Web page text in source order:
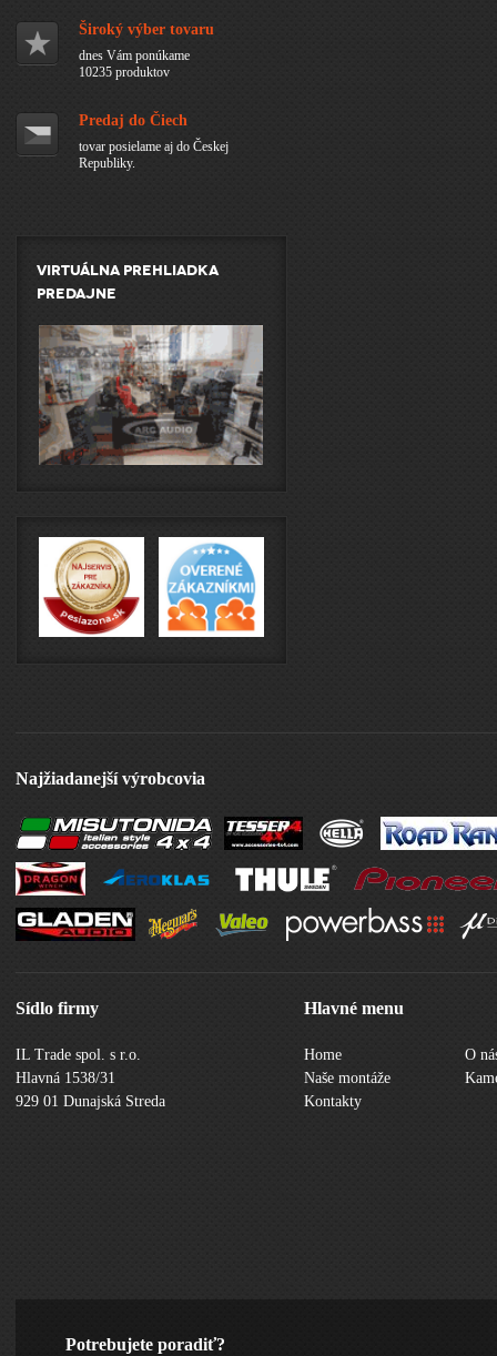
Široký výber tovaru
dnes Vám ponúkame
10235 produktov
Predaj do Čiech
tovar posielame aj do Českej
Republiky.
Virtuálna prehliadka
predajne
Najžiadanejší výrobcovia
Sídlo firmy
IL Trade spol. s r.o.
Hlavná 1538/31
929 01 Dunajská Streda
Hlavné menu
Home
O
Naše montáže
Kontakty
Potrebujete poradiť?